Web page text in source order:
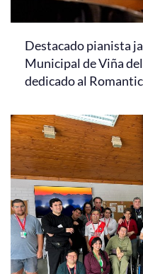
Destacado pianista
Municipal de Viña
dedicado al